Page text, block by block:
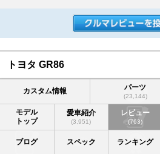
トヨタ GR86
カスタム情報 パーツ
(23,144)
モデル
トップ
愛車紹介
(3,951)
レビュー
(763)
ブログ スペック ランキング